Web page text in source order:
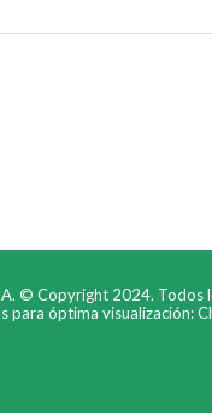
© Copyright 2024.
para óptima visualización: